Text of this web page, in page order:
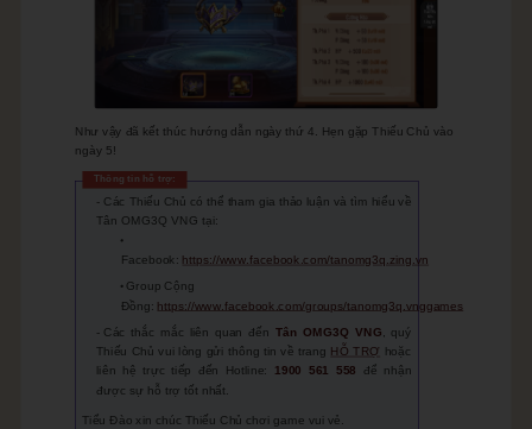
Như vậy đã kết thúc hướng dẫn ngày thứ 4. Hẹn gặp Thiếu Chủ vào
ngày 5!
Thông tin hỗ trợ:
Các Thiếu Chủ có thể tham gia thảo luận và tìm hiểu về
Tân OMG3Q VNG tại:
Facebook: https://www.facebook.com/tanomg3q.zing.vn
Group Cộng
Đồng: https://www.facebook.com/groups/tanomg3q.vnggames
Các thắc mắc liên quan đến Tân OMG3Q VNG , quý
Thiếu Chủ vui lòng gửi thông tin về trang HỖ TRỢ hoặc
liên hệ trực tiếp đến Hotline: 1900 561 558 để nhận
được sự hỗ trợ tốt nhất.
Tiểu Đào xin chúc Thiếu Chủ chơi game vui vẻ.